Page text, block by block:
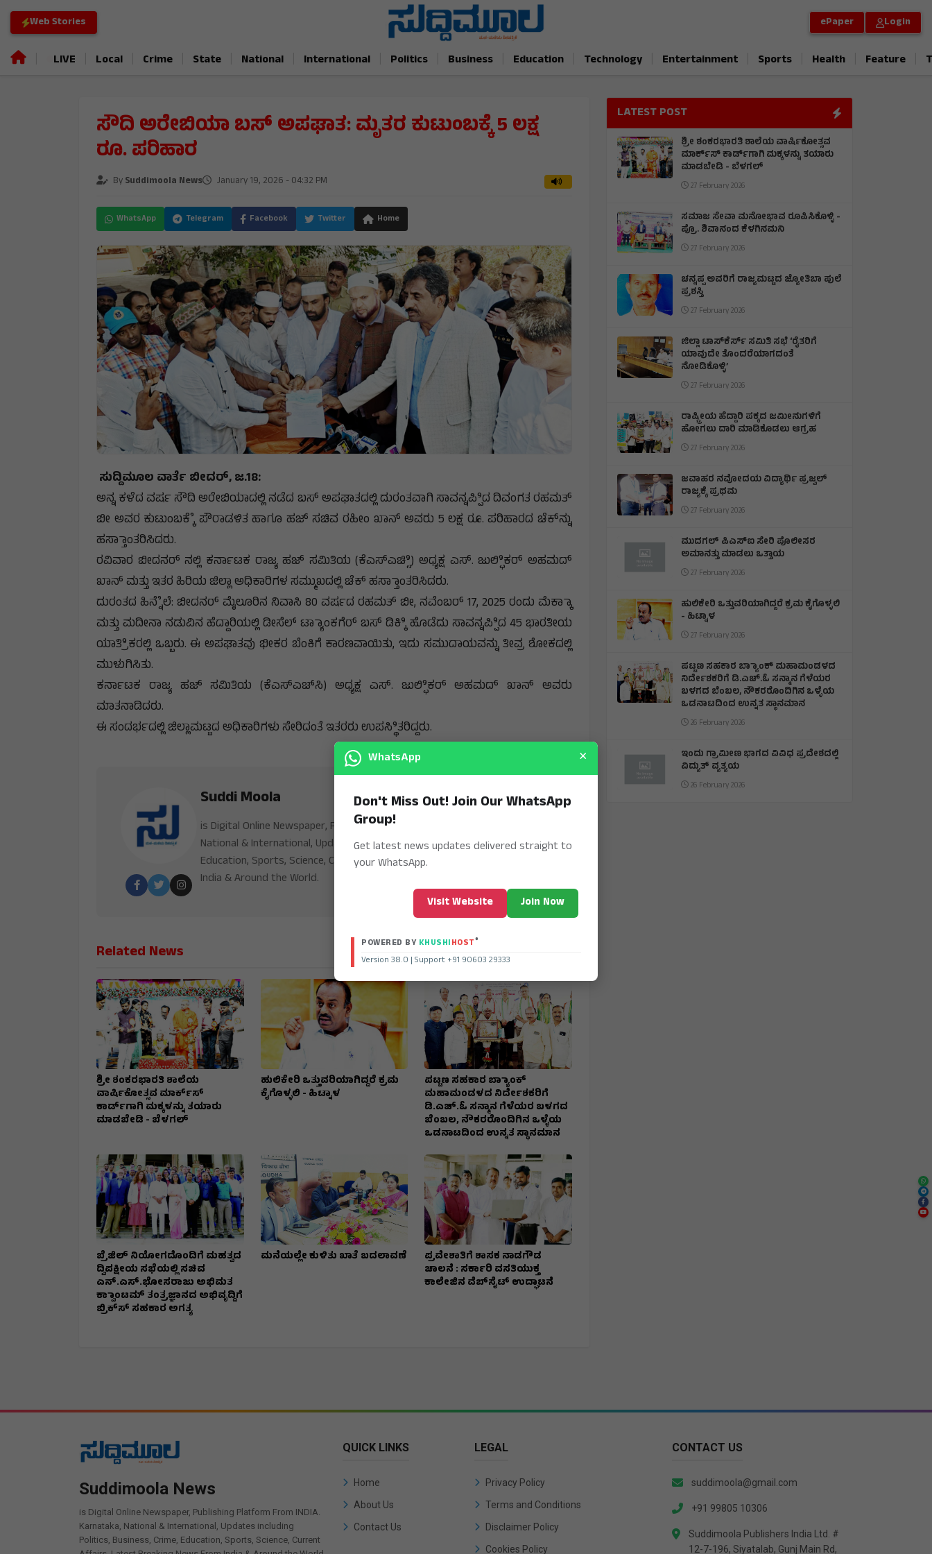
Web Stories ePaper Login
LIVE Local Crime State National International Politics Business Education Technology Entertainment Sports Health Feature
ಸೌದಿ ಅರೇಬಿಯಾ ಬಸ್ ಅಪಘಾತ: ಮೃತರ ಕುಟುಂಬಕ್ಕೆ 5 ಲಕ್ಷ
ರೂ. ಪರಿಹಾರ
BySuddimoola News January 19, 2026 - 04:32 PM
WhatsApp Telegram Facebook Twitter Home
ಸುದ್ದಿಮೂಲ ವಾರ್ತೆ ಬೀದರ್, ಜ.18:
ಅನ್ನ ಕಳೆದ ವರ್ಷ ಸೌದಿ ಅರೇಬಿಯಾದಲ್ಲಿ ನಡೆದ ಬಸ್ ಅಪಘಾತದಲ್ಲಿ ದುರಂತವಾಗಿ ಸಾವನ್ನಪ್ಪಿಿದ ದಿವಂಗತ ರಹಮತ್
ಬೀ ಅವರ ಕುಟುಂಬಕ್ಕೆೆ ಪೌರಾಡಳಿತ ಹಾಗೂ ಹಜ್ ಸಚಿವ ರಹೀಂ ಖಾನ್ ಅವರು 5 ಲಕ್ಷ ರೂ. ಪರಿಹಾರದ ಚೆಕ್‌ನ್ನು
ಹಸ್ತಾಾಂತರಿಸಿದರು.
ರವಿವಾರ ಬೀದನರ್ ನಲ್ಲಿ ಕರ್ನಾಟಕ ರಾಜ್ಯ ಹಜ್ ಸಮಿತಿಯ (ಕೆಎಸ್‌ಎಚ್ಸಿಿ) ಅಧ್ಯಕ್ಷ ಎಸ್. ಜುಲ್ಫಿಿಕರ್ ಅಹಮದ್
ಖಾನ್ ಮತ್ತು ಇತರ ಹಿರಿಯ ಜಿಲ್ಲಾ ಅಧಿಕಾರಿಗಳ ಸಮ್ಮುಖದಲ್ಲಿ ಚೆಕ್ ಹಸ್ತಾಾಂತರಿಸಿದರು.
ದುರಂತದ ಹಿನ್ನೆೆಲೆ: ಬೀದನರ್ ಮೈಲೂರಿನ ನಿವಾಸಿ 80 ವರ್ಷದ ರಹಮತ್ ಬೀ, ನವೆಂಬರ್ 17, 2025 ರಂದು ಮೆಕ್ಕಾಾ
ಮತ್ತು ಮದೀನಾ ನಡುವಿನ ಹೆದ್ದಾರಿಯಲ್ಲಿ ಡೀಸೆಲ್ ಟ್ಯಾಾಂಕಗೆರ್ ಬಸ್ ಡಿಕ್ಕಿಿ ಹೊಡೆದು ಸಾವನ್ನಪ್ಪಿಿದ 45 ಭಾರತೀಯ
ಯಾತ್ರಿಿಕರಲ್ಲಿ ಒಬ್ಬರು. ಈ ಅಪಘಾತವು ಭೀಕರ ಬೆಂಕಿಗೆ ಕಾರಣವಾಯಿತು, ಇದು ಸಮುದಾಯವನ್ನು ತೀವ್ರ ಶೋಕದಲ್ಲಿ
ಮುಳುಗಿಸಿತು.
ಕರ್ನಾಟಕ ರಾಜ್ಯ ಹಜ್ ಸಮಿತಿಯ (ಕೆಎಸ್ಎಚ್‌ಸಿ) ಅಧ್ಯಕ್ಷ ಎಸ್. ಜುಲ್ಫಿಿಕರ್ ಅಹಮದ್ ಖಾನ್ ಅವರು
ಮಾತನಾಡಿದರು.
ಈ ಸಂದರ್ಭದಲ್ಲಿ ಜಿಲ್ಲಾಮಟ್ಟದ ಅಧಿಕಾರಿಗಳು ಸೇರಿದಂತೆ ಇತರರು ಉಪಸ್ಥಿಿತರಿದ್ದರು.
Suddi Moola
is Digital Online Newspaper, Publishing Platform From INDIA. Karnataka,
National & International, Updates including Politics, Business, Crime,
Education, Sports, Science, Current Affairs. Latest Breaking News From
India & Around the World.
Related News
ಶ್ರೀ ಶಂಕರಭಾರತಿ ಶಾಲೆಯ
ವಾರ್ಷಿಕೋತ್ಸವ ಮಾರ್ಕ್‌ಸ್‌
ಕಾರ್ಡ್‌ಗಾಗಿ ಮಕ್ಕಳನ್ನು ತಯಾರು
ಮಾಡಬೇಡಿ - ಬೆಳಗಲ್
ಹುಲಿಕೇರಿ ಒತ್ತುವರಿಯಾಗಿದ್ದರೆ ಕ್ರಮ
ಕೈಗೊಳ್ಳಲಿ - ಹಿಟ್ನಾಳ
ಪಟ್ಟಣ ಸಹಕಾರ ಬ್ಯಾಾಂಕ್
ಮಹಾಮಂಡಳದ ನಿರ್ದೇಶಕರಿಗೆ
ಡಿ.ಎಚ್.ಓ ಸನ್ಮಾನ ಗೆಳೆಯರ ಬಳಗದ
ಬೆಂಬಲ, ನೌಕರರೊಂದಿಗಿನ ಒಳ್ಳೆಯ
ಒಡನಾಟದಿಂದ ಉನ್ನತ ಸ್ಥಾನಮಾನ
ಬ್ರೆಜಿಲ್ ನಿಯೋಗದೊಂದಿಗೆ ಮಹತ್ವದ
ದ್ವಿಪಕ್ಷೀಯ ಸಭೆಯಲ್ಲಿ ಸಚಿವ
ಎನ್.ಎಸ್.ಭೋಸರಾಜು ಅಭಿಮತ
ಕ್ವಾಾಂಟಮ್ ತಂತ್ರಜ್ಞಾನದ ಅಭಿವೃದ್ದಿಗೆ
ಬ್ರಿಕ್‌ಸ್‌ ಸಹಕಾರ ಅಗತ್ಯ
ಮನೆಯಲ್ಲೇ ಕುಳಿತು ಖಾತೆ ಬದಲಾವಣೆ
ಪ್ರವೇಶಾತಿಗೆ ಶಾಸಕ ನಾಡಗೌಡ
ಚಾಲನೆ : ಸರ್ಕಾರಿ ವಸತಿಯುಕ್ತ
ಕಾಲೇಜಿನ ವೆಬ್‌ಸೈಟ್ ಉದ್ಘಾಟನೆ
LATEST POST
ಶ್ರೀ ಶಂಕರಭಾರತಿ ಶಾಲೆಯ ವಾರ್ಷಿಕೋತ್ಸವ
ಮಾರ್ಕ್‌ಸ್‌ ಕಾರ್ಡ್‌ಗಾಗಿ ಮಕ್ಕಳನ್ನು ತಯಾರು
ಮಾಡಬೇಡಿ - ಬೆಳಗಲ್
27 February 2026
ಸಮಾಜ ಸೇವಾ ಮನೋಭಾವ ರೂಪಿಸಿಕೊಳ್ಳಿ -
ಪ್ರೊ. ಶಿವಾನಂದ ಕೆಳಗಿನಮನಿ
27 February 2026
ಚನ್ನಪ್ಪ ಅವರಿಗೆ ರಾಜ್ಯಮಟ್ಟದ ಜ್ಯೋತಿಬಾ ಪುಲೆ
ಪ್ರಶಸ್ತಿ
27 February 2026
ಜಿಲ್ಲಾ ಟಾಸ್‌‌ಕೆರ್ಸ್ ಸಮಿತಿ ಸಭೆ ‘ರೈತರಿಗೆ
ಯಾವುದೇ ತೊಂದರೆಯಾಗದಂತೆ
ನೋಡಿಕೊಳ್ಳಿ’
27 February 2026
ರಾಷ್ಟ್ರೀಯ ಹೆದ್ದಾರಿ ಪಕ್ಕದ ಜಮೀನುಗಳಿಗೆ
ಹೋಗಲು ದಾರಿ ಮಾಡಿಕೊಡಲು ಆಗ್ರಹ
27 February 2026
ಜವಾಹರ ನವೋದಯ ವಿದ್ಯಾರ್ಥಿ ಪ್ರಜ್ವಲ್
ರಾಜ್ಯಕ್ಕೆ ಪ್ರಥಮ
27 February 2026
ಮುದಗಲ್ ಪಿಎಸ್‌ಐ ಸೇರಿ ಪೊಲೀಸರ
ಅಮಾನತ್ತು ಮಾಡಲು ಒತ್ತಾಯ
27 February 2026
ಹುಲಿಕೇರಿ ಒತ್ತುವರಿಯಾಗಿದ್ದರೆ ಕ್ರಮ ಕೈಗೊಳ್ಳಲಿ
- ಹಿಟ್ನಾಳ
27 February 2026
ಪಟ್ಟಣ ಸಹಕಾರ ಬ್ಯಾಾಂಕ್ ಮಹಾಮಂಡಳದ
ನಿರ್ದೇಶಕರಿಗೆ ಡಿ.ಎಚ್.ಓ ಸನ್ಮಾನ ಗೆಳೆಯರ
ಬಳಗದ ಬೆಂಬಲ, ನೌಕರರೊಂದಿಗಿನ ಒಳ್ಳೆಯ
ಒಡನಾಟದಿಂದ ಉನ್ನತ ಸ್ಥಾನಮಾನ
26 February 2026
ಇಂದು ಗ್ರಾಮೀಣ ಭಾಗದ ವಿವಿಧ ಪ್ರದೇಶದಲ್ಲಿ
ವಿದ್ಯುತ್ ವ್ಯತ್ಯಯ
26 February 2026
Suddimoola News
is Digital Online Newspaper, Publishing Platform From INDIA.
Karnataka, National & International, Updates including
Politics, Business, Crime, Education, Sports, Science, Current
QUICK LINKS
Home
About Us
Contact Us
LEGAL
Privacy Policy
Terms and Conditions
Disclaimer Policy
Cookies Policy
CONTACT US
suddimoola@gmail.com
+91 99805 10306
Suddimoola Publishers India Ltd. #
12-7-196, Siyatalab, Gunj Main Rd,
WhatsApp ×
Don't Miss Out! Join Our WhatsApp
Group!
Get latest news updates delivered straight to
your WhatsApp.
Visit Website Join Now
POWERED BY KHUSHIHOST®
Version 38.0 | Support +91 90603 29333